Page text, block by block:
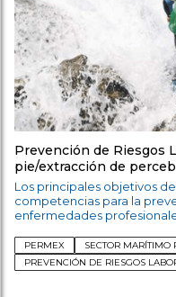
Prevención de Riesgos
pie/extracción de
Los principales objetivos
competencias para la
enfermedades
PERMEX
SECTOR MARÍTIMO
PREVENCIÓN DE RIESGOS